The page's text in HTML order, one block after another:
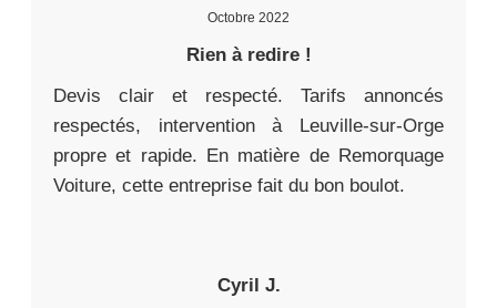
Octobre 2022
Rien à redire !
Devis clair et respecté. Tarifs annoncés
respectés, intervention à Leuville-sur-Orge
propre et rapide. En matière de Remorquage
Voiture, cette entreprise fait du bon boulot.
Cyril J.